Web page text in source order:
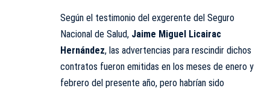
Según el testimonio del exgerente del Seguro
Nacional de Salud, Jaime Miguel Licairac
Hernández, las advertencias para rescindir dichos
contratos fueron emitidas en los meses de enero y
febrero del presente año, pero habrían sido